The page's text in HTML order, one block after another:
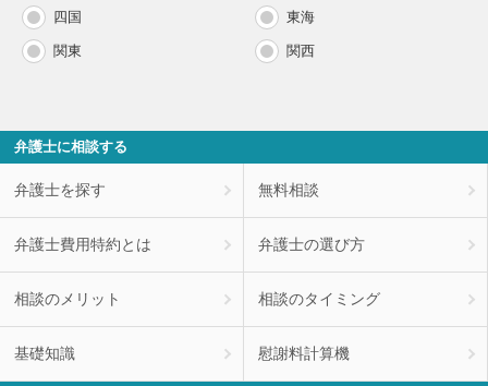
四国 東海
関東 関西
弁護士に相談する
弁護士を探す 無料相談
弁護士費用特約とは 弁護士の選び方
相談のメリット 相談のタイミング
基礎知識 慰謝料計算機